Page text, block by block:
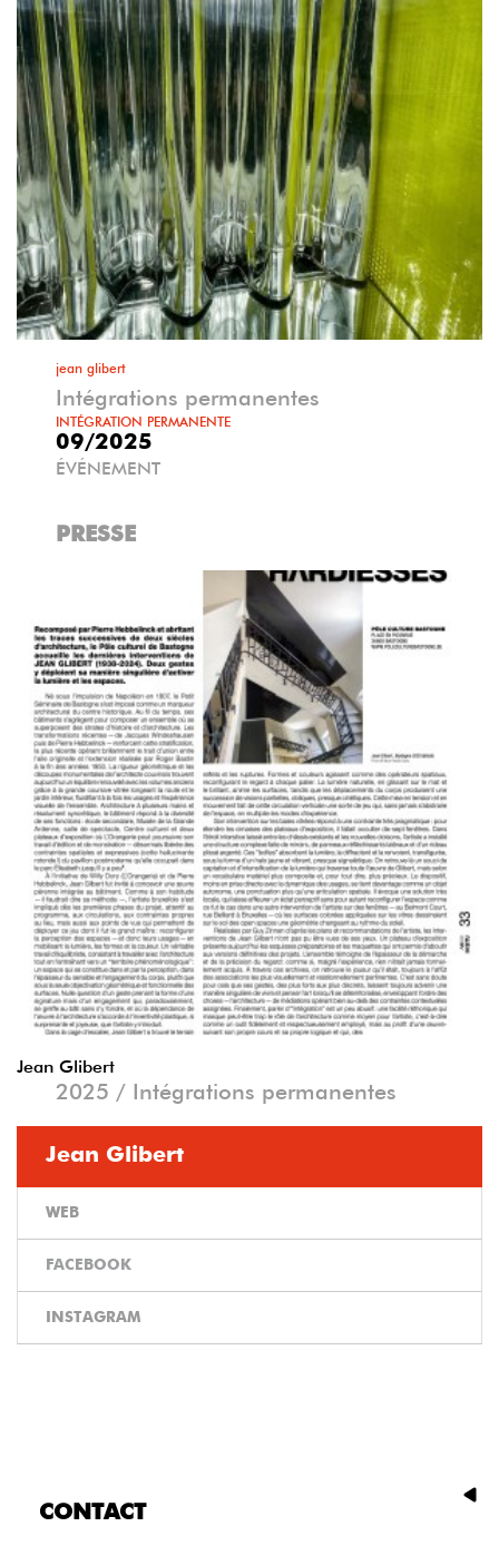
jean glibert
Intégrations permanentes
INTÉGRATION PERMANENTE
09/2025
ÉVÉNEMENT
PRESSE
Jean Glibert
2025 / Intégrations permanentes
Jean Glibert
WEB
FACEBOOK
INSTAGRAM
CONTACT